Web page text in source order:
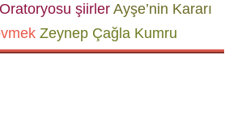
şiirlerAyşe’nin Kararı
Zeynep Çağla Kumru